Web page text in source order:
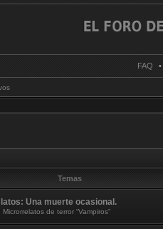
FAQ •
Temas
Una muerte ocasional.
de terror “Vampiros”